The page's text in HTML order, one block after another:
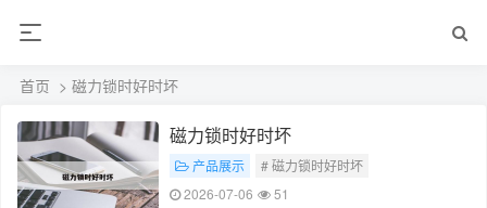
首页 > 磁力锁时好时坏
磁力锁时好时坏
产品展示
# 磁力锁时好时坏
2026-07-06
51